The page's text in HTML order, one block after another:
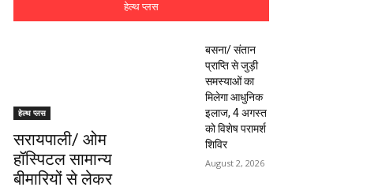
हेल्थ प्लस
हेल्थ प्लस
सरायपाली/ ओम
हॉस्पिटल सामान्य
बीमारियों से लेकर
बसना/ संतान
प्राप्ति से जुड़ी
समस्याओं का
मिलेगा आधुनिक
इलाज, 4 अगस्त
को विशेष परामर्श
शिविर
August 2, 2026